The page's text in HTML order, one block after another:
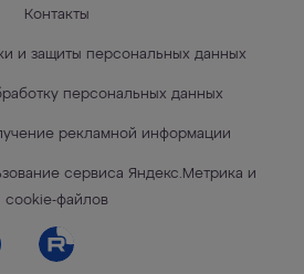
Контакты
и защиты персональных данных
персональных данных
рекламной информации
сервиса Яндекс.Метрика и
cookie-файлов